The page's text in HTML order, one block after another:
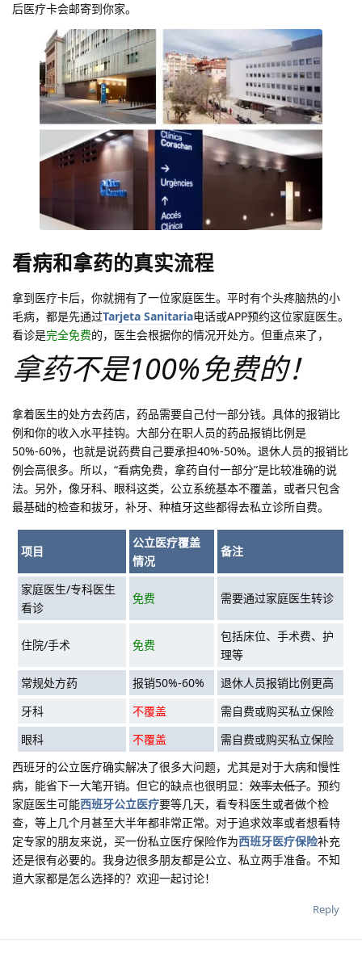
后医疗卡会邮寄到你家。
看病和拿药的真实流程
拿到医疗卡后，你就拥有了一位家庭医生。平时有个头疼脑热的小
毛病，都是先通过Tarjeta Sanitaria电话或APP预约这位家庭医生。
看诊是完全免费的，医生会根据你的情况开处方。但重点来了，
拿药不是100%免费的！
拿着医生的处方去药店，药品需要自己付一部分钱。具体的报销比
例和你的收入水平挂钩。大部分在职人员的药品报销比例是
50%-60%，也就是说药费自己要承担40%-50%。退休人员的报销比
例会高很多。所以，“看病免费，拿药自付一部分”是比较准确的说
法。另外，像牙科、眼科这类，公立系统基本不覆盖，或者只包含
最基础的检查和拔牙，补牙、种植牙这些都得去私立诊所自费。
项目
公立医疗覆盖
情况
备注
家庭医生/专科医生
看诊
免费 需要通过家庭医生转诊
住院/手术 免费
包括床位、手术费、护
理等
常规处方药
报销50%-60%
退休人员报销比例更高
牙科
不覆盖
需自费或购买私立保险
眼科
不覆盖
需自费或购买私立保险
西班牙的公立医疗确实解决了很多大问题，尤其是对于大病和慢性
病，能省下一大笔开销。但它的缺点也很明显： 效率太低了。预约
家庭医生可能西班牙公立医疗要等几天，看专科医生或者做个检
查，等上几个月甚至大半年都非常正常。对于追求效率或者想看特
定专家的朋友来说，买一份私立医疗保险作为西班牙医疗保险补充
还是很有必要的。我身边很多朋友都是公立、私立两手准备。不知
道大家都是怎么选择的？欢迎一起讨论！
Reply